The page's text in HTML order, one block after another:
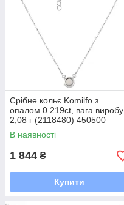
Срібне кольє Komilfo з
опалом 0.219ct, вага виробу
2,08 г (2118480) 450500
розмір
В наявності
1 844 ₴
Купити